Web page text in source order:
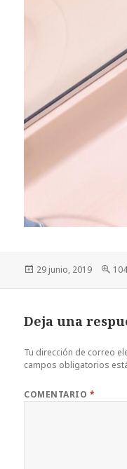
Publicado
29 junio, 2019
Deja una
Tu dirección de correo
campos obligatorios
COMENTARIO *